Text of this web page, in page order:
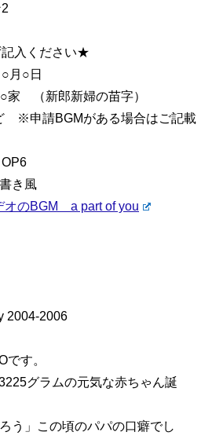
入ください★
月○日
（新郎新婦の苗字）
※申請BGMがある場合はご記載
き風
オのBGM a part of you
2004-2006
です。
グラムの元気な赤ちゃん誕
う」この頃のパパの口癖でし